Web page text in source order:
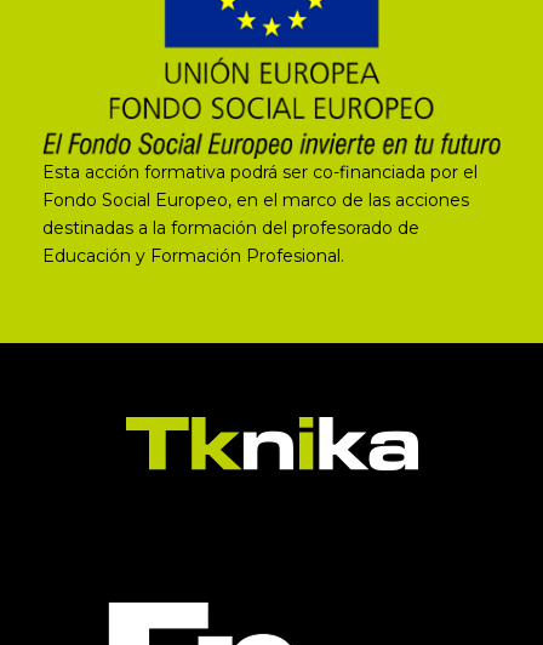
Esta acción formativa podrá ser co-financiada por el
Fondo Social Europeo, en el marco de las acciones
destinadas a la formación del profesorado de
Educación y Formación Profesional.